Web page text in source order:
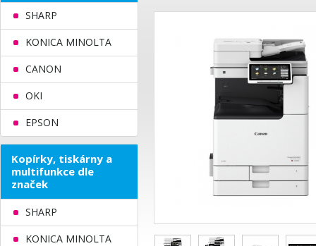
SHARP
KONICA MINOLTA
CANON
OKI
EPSON
Kopírky, tiskárny a
multifunkce dle
značek
SHARP
KONICA MINOLTA